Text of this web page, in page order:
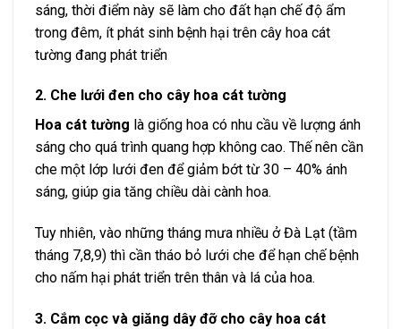
sáng, thời điểm này sẽ làm cho đất hạn chế độ ẩm
trong đêm, ít phát sinh bệnh hại trên cây hoa cát
tường đang phát triển
2. Che lưới đen cho cây hoa cát tường
Hoa cát tường là giống hoa có nhu cầu về lượng ánh
sáng cho quá trình quang hợp không cao. Thế nên cần
che một lớp lưới đen để giảm bớt từ 30 – 40% ánh
sáng, giúp gia tăng chiều dài cành hoa.
Tuy nhiên, vào những tháng mưa nhiều ở Đà Lạt (tầm
tháng 7,8,9) thì cần tháo bỏ lưới che để hạn chế bệnh
cho nấm hại phát triển trên thân và lá của hoa.
3. Cắm cọc và giăng dây đỡ cho cây hoa cát